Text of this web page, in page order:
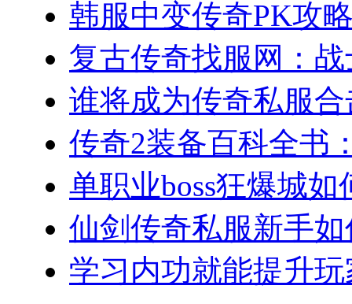
韩服中变传奇PK攻
复古传奇找服网：
谁将成为传奇私服
传奇2装备百科全书
单职业boss狂爆城
仙剑传奇私服新手
学习内功就能提升